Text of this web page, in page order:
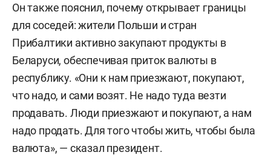
Он также пояснил, почему открывает границы
для соседей: жители Польши и стран
Прибалтики активно закупают продукты в
Беларуси, обеспечивая приток валюты в
республику. «Они к нам приезжают, покупают,
что надо, и сами возят. Не надо туда везти
продавать. Люди приезжают и покупают, а нам
надо продать. Для того чтобы жить, чтобы была
валюта», — сказал президент.